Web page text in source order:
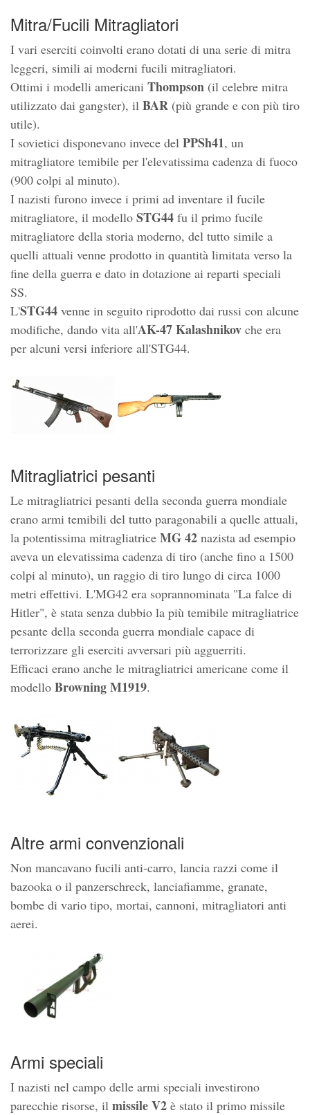
Mitra/Fucili Mitragliatori
I vari eserciti coinvolti erano dotati di una serie di mitra
leggeri, simili ai moderni fucili mitragliatori.
Ottimi i modelli americani Thompson (il celebre mitra
utilizzato dai gangster), il BAR (più grande e con più tiro
utile).
I sovietici disponevano invece del PPSh41, un
mitragliatore temibile per l'elevatissima cadenza di fuoco
(900 colpi al minuto).
I nazisti furono invece i primi ad inventare il fucile
mitragliatore, il modello STG44 fu il primo fucile
mitragliatore della storia moderno, del tutto simile a
quelli attuali venne prodotto in quantità limitata verso la
fine della guerra e dato in dotazione ai reparti speciali
SS.
L'STG44 venne in seguito riprodotto dai russi con alcune
modifiche, dando vita all'AK-47 Kalashnikov che era
per alcuni versi inferiore all'STG44.
Mitragliatrici pesanti
Le mitragliatrici pesanti della seconda guerra mondiale
erano armi temibili del tutto paragonabili a quelle attuali,
la potentissima mitragliatrice MG 42 nazista ad esempio
aveva un elevatissima cadenza di tiro (anche fino a 1500
colpi al minuto), un raggio di tiro lungo di circa 1000
metri effettivi. L'MG42 era soprannominata "La falce di
Hitler", è stata senza dubbio la più temibile mitragliatrice
pesante della seconda guerra mondiale capace di
terrorizzare gli eserciti avversari più agguerriti.
Efficaci erano anche le mitragliatrici americane come il
modello Browning M1919.
Altre armi convenzionali
Non mancavano fucili anti-carro, lancia razzi come il
bazooka o il panzerschreck, lanciafiamme, granate,
bombe di vario tipo, mortai, cannoni, mitragliatori anti
aerei.
Armi speciali
I nazisti nel campo delle armi speciali investirono
parecchie risorse, il missile V2 è stato il primo missile